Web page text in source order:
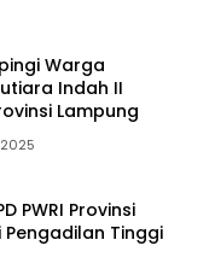
Warga
Indah II
Lampung
PWRI Provinsi
Tinggi